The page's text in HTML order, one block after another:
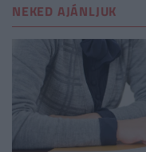
NEKED AJÁNLJUK